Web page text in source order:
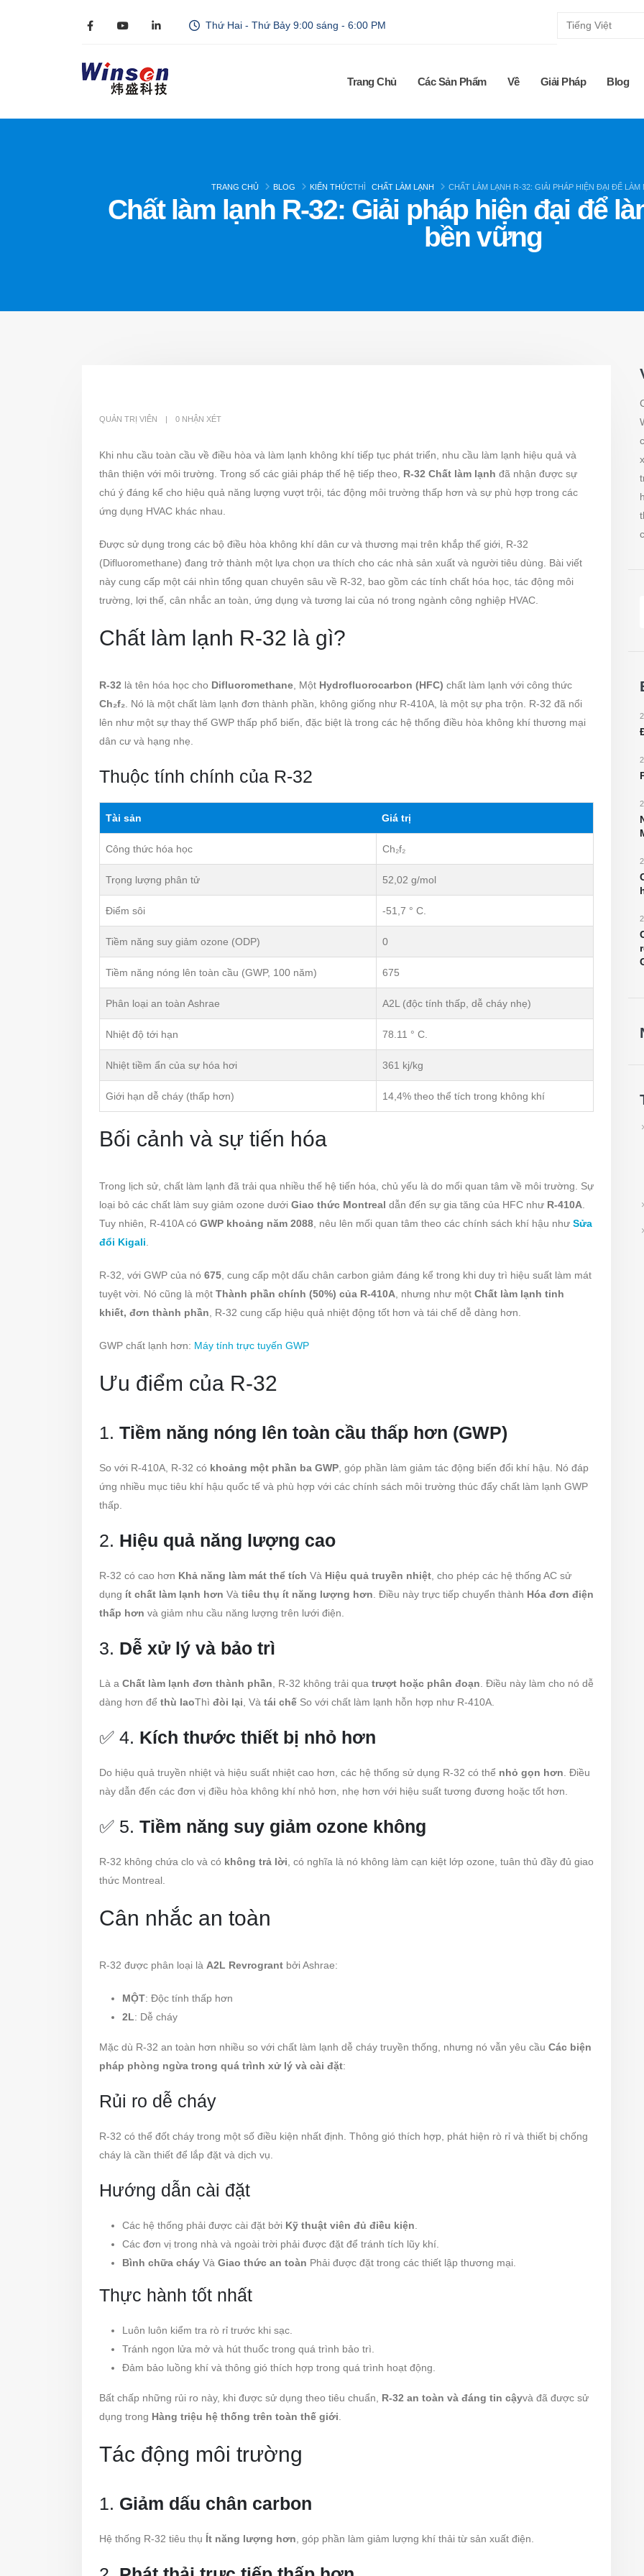
Thứ Hai - Thứ Bảy 9:00 sáng - 6:00 PM
Trang Chủ Các Sản Phẩm Về Giải Pháp Blog
TRANG CHỦ BLOG KIẾN THỨCTHÌ CHẤT LÀM LẠNH CHẤT LÀM LẠNH R-32: GIẢI PHÁP HIỆN ĐẠI ĐỂ LÀM
Chất làm lạnh R-32: Giải pháp hiện đại để
bền vững
QUẢN TRỊ VIÊN 0 NHẬN XÉT
Khi nhu cầu toàn cầu về điều hòa và làm lạnh không khí tiếp tục phát triển, nhu cầu làm lạnh hiệu quả và
thân thiện với môi trường. Trong số các giải pháp thế hệ tiếp theo, R-32 Chất làm lạnh đã nhận được sự
chú ý đáng kể cho hiệu quả năng lượng vượt trội, tác động môi trường thấp hơn và sự phù hợp trong các
ứng dụng HVAC khác nhau.
Được sử dụng trong các bộ điều hòa không khí dân cư và thương mại trên khắp thế giới, R-32
(Difluoromethane) đang trở thành một lựa chọn ưa thích cho các nhà sản xuất và người tiêu dùng. Bài viết
này cung cấp một cái nhìn tổng quan chuyên sâu về R-32, bao gồm các tính chất hóa học, tác động môi
trường, lợi thế, cân nhắc an toàn, ứng dụng và tương lai của nó trong ngành công nghiệp HVAC.
Chất làm lạnh R-32 là gì?
R-32 là tên hóa học cho Difluoromethane , Một Hydrofluorocarbon (HFC) chất làm lạnh với công thức
Ch₂f₂ . Nó là một chất làm lạnh đơn thành phần, không giống như R-410A, là một sự pha trộn. R-32 đã nổi
lên như một sự thay thế GWP thấp phổ biến, đặc biệt là trong các hệ thống điều hòa không khí thương mại
dân cư và hạng nhẹ.
Thuộc tính chính của R-32
Tài sản Giá trị
Công thức hóa học Ch₂f₂
Trọng lượng phân tử 52,02 g/mol
Điểm sôi -51,7 ° C.
Tiềm năng suy giảm ozone (ODP) 0
Tiềm năng nóng lên toàn cầu (GWP, 100 năm) 675
Phân loại an toàn Ashrae A2L (độc tính thấp, dễ cháy nhẹ)
Nhiệt độ tới hạn 78.11 ° C.
Nhiệt tiềm ẩn của sự hóa hơi 361 kj/kg
Giới hạn dễ cháy (thấp hơn) 14,4% theo thể tích trong không khí
Bối cảnh và sự tiến hóa
Trong lịch sử, chất làm lạnh đã trải qua nhiều thế hệ tiến hóa, chủ yếu là do mối quan tâm về môi trường. Sự
loại bỏ các chất làm suy giảm ozone dưới Giao thức Montreal dẫn đến sự gia tăng của HFC như R-410A
Tuy nhiên, R-410A có GWP khoảng năm 2088 , nêu lên mối quan tâm theo các chính sách khí hậu như Sửa
đổi Kigali
R-32, với GWP của nó 675 , cung cấp một dấu chân carbon giảm đáng kể trong khi duy trì hiệu suất làm mát
tuyệt vời. Nó cũng là một Thành phần chính (50%) của R-410A , nhưng như một Chất làm lạnh tinh
khiết, đơn thành phần , R-32 cung cấp hiệu quả nhiệt động tốt hơn và tái chế dễ dàng hơn.
GWP chất lạnh hơn: Máy tính trực tuyến GWP
Ưu điểm của R-32
1. Tiềm năng nóng lên toàn cầu thấp hơn (GWP)
So với R-410A, R-32 có khoảng một phần ba GWP , góp phần làm giảm tác động biến đổi khí hậu. Nó đáp
ứng nhiều mục tiêu khí hậu quốc tế và phù hợp với các chính sách môi trường thúc đẩy chất làm lạnh GWP
thấp.
2. Hiệu quả năng lượng cao
R-32 có cao hơn Khả năng làm mát thể tích Và Hiệu quả truyền nhiệt , cho phép các hệ thống AC sử
dụng ít chất làm lạnh hơn Và tiêu thụ ít năng lượng hơn . Điều này trực tiếp chuyển thành Hóa đơn điện
thấp hơn và giảm nhu cầu năng lượng trên lưới điện.
3. Dễ xử lý và bảo trì
Là a Chất làm lạnh đơn thành phần , R-32 không trải qua trượt hoặc phân đoạn . Điều này làm cho nó dễ
dàng hơn để thù laoThì đòi lại , Và tái chế So với chất làm lạnh hỗn hợp như R-410A.
✅ 4. Kích thước thiết bị nhỏ hơn
Do hiệu quả truyền nhiệt và hiệu suất nhiệt cao hơn, các hệ thống sử dụng R-32 có thể nhỏ gọn hơn . Điều
này dẫn đến các đơn vị điều hòa không khí nhỏ hơn, nhẹ hơn với hiệu suất tương đương hoặc tốt hơn.
✅ 5. Tiềm năng suy giảm ozone không
R-32 không chứa clo và có không trả lời , có nghĩa là nó không làm cạn kiệt lớp ozone, tuân thủ đầy đủ giao
thức Montreal.
Cân nhắc an toàn
R-32 được phân loại là A2L Revrogrant bởi Ashrae:
MỘT: Độc tính thấp hơn
2L: Dễ cháy
Mặc dù R-32 an toàn hơn nhiều so với chất làm lạnh dễ cháy truyền thống, nhưng nó vẫn yêu cầu Các biện
pháp phòng ngừa trong quá trình xử lý và cài đặt:
Rủi ro dễ cháy
R-32 có thể đốt cháy trong một số điều kiện nhất định. Thông gió thích hợp, phát hiện rò rỉ và thiết bị chống
cháy là cần thiết để lắp đặt và dịch vụ.
Hướng dẫn cài đặt
Các hệ thống phải được cài đặt bởi Kỹ thuật viên đủ điều kiện
Các đơn vị trong nhà và ngoài trời phải được đặt để tránh tích lũy khí.
Bình chữa cháy Và Giao thức an toàn Phải được đặt trong các thiết lập thương mại.
Thực hành tốt nhất
Luôn luôn kiểm tra rò rỉ trước khi sạc.
Tránh ngọn lửa mở và hút thuốc trong quá trình bảo trì.
Đảm bảo luồng khí và thông gió thích hợp trong quá trình hoạt động.
Bất chấp những rủi ro này, khi được sử dụng theo tiêu chuẩn, R-32 an toàn và đáng tin cậyvà đã được sử
dụng trong Hàng triệu hệ thống trên toàn thế giới
Tác động môi trường
1. Giảm dấu chân carbon
Hệ thống R-32 tiêu thụ Ít năng lượng hơn , góp phần làm giảm lượng khí thải từ sản xuất điện.